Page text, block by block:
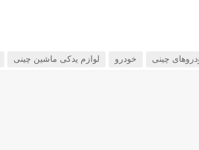
چینی خودرو لوازم یدکی ماشین چینی